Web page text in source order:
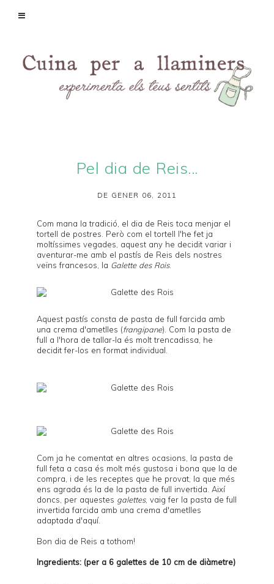
Pel dia de Reis...
DE GENER 06, 2011
Com mana la tradició, el dia de Reis toca menjar el
tortell de postres. Però com el tortell l'he fet ja
moltíssimes vegades, aquest any he decidit variar i
aventurar-me amb el pastís de Reis dels nostres
veïns francesos, la Galette des Rois.
Aquest pastís consta de pasta de full farcida amb
una crema d'ametlles (frangipane). Com la pasta de
full a l'hora de tallar-la és molt trencadissa, he
decidit fer-los en format individual.
Com ja he comentat en altres ocasions, la pasta de
full feta a casa és molt més gustosa i bona que la de
compra, i de les receptes que he provat, la que més
ens agrada és la de la pasta de full invertida . Així
doncs, per aquestes galettes, vaig fer la pasta de full
invertida farcida amb una crema d'ametlles
adaptada d'aquí.
Bon dia de Reis a tothom!
Ingredients: (per a 6 galettes de 10 cm de diàmetre)